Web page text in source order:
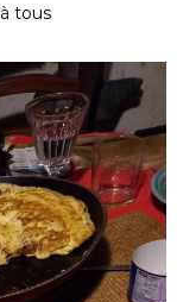
tous